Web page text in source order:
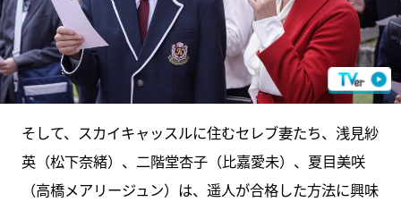
そして、スカイキャッスルに住むセレブ妻たち、浅見紗
英（松下奈緒）、二階堂杏子（比嘉愛未）、夏目美咲
（高橋メアリージュン）は、遥人が合格した方法に興味